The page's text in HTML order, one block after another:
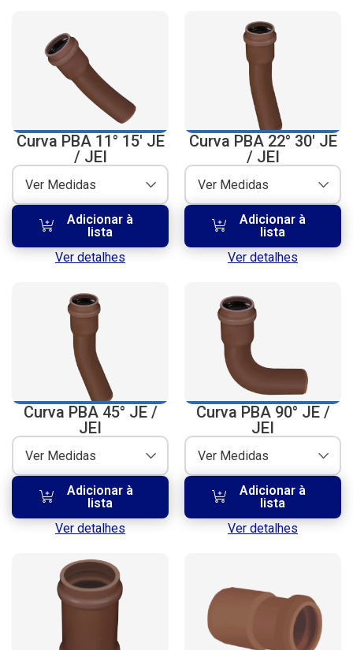
Curva PBA 11° 15′ JE
/ JEI
Ver Medidas
Adicionar à
lista
Ver detalhes
Curva PBA 22° 30′ JE
/ JEI
Ver Medidas
Adicionar à
lista
Ver detalhes
Curva PBA 45° JE /
JEI
Ver Medidas
Adicionar à
lista
Ver detalhes
Curva PBA 90° JE /
JEI
Ver Medidas
Adicionar à
lista
Ver detalhes